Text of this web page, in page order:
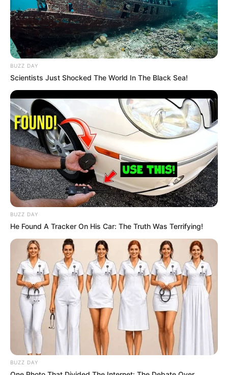
BUZZ DAY
Scientists Just Shocked The World In The Black Sea!
BUZZ DAY
He Found A Tracker On His Car: The Truth Was Terrifying!
BUZZ DAY